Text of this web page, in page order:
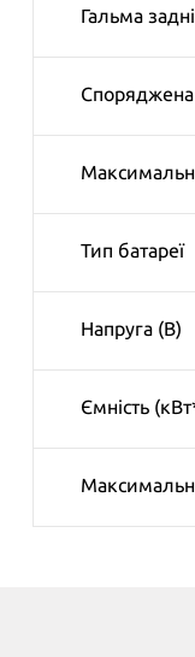
Гальма задні
Споряджена
Тип батареї
Напруга (В)
Ємність